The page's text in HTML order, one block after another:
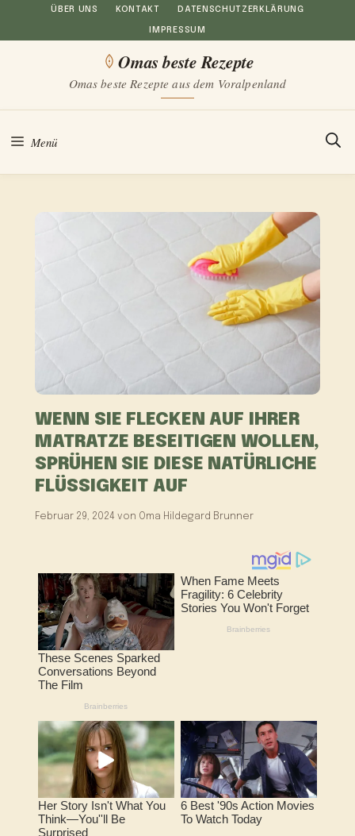
Inhalt
ÜBER UNS KONTAKT DATENSCHUTZERKLÄRUNG
IMPRESSUM
Omas beste Rezepte
Omas beste Rezepte aus dem Voralpenland
Menü
WENN SIE FLECKEN AUF IHRER
MATRATZE BESEITIGEN WOLLEN,
SPRÜHEN SIE DIESE NATÜRLICHE
FLÜSSIGKEIT AUF
Februar 29, 2024 von Oma Hildegard Brunner